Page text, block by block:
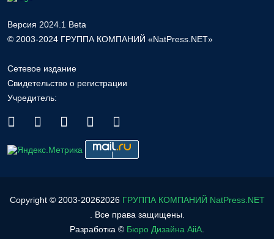
Версия 2024.1 Beta
© 2003-2024 ГРУППА КОМПАНИЙ «NatPress.NET»
Сетевое издание
Свидетельство о регистрации
Учредитель:
Copyright © 2003-20262026 ГРУППА КОМПАНИЙ NatPress.NET
. Все права защищены.
Разработка © Бюро Дизайна AiiA.